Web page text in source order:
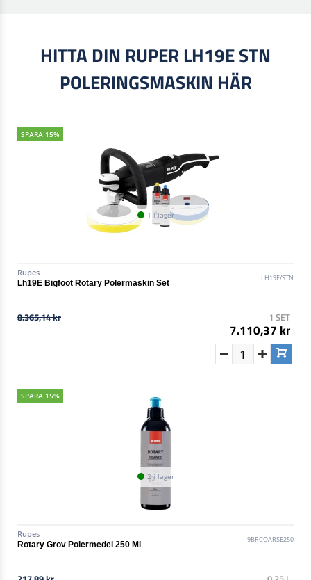
HITTA DIN RUPER LH19E STN
POLERINGSMASKIN HÄR
SPARA 15%
1 i lager
Rupes
LH19E/STN
Lh19E Bigfoot Rotary Polermaskin Set
8.365,14 kr 1 SET
7.110,37 kr
SPARA 15%
2 i lager
Rupes
9BRCOARSE250
Rotary Grov Polermedel 250 Ml